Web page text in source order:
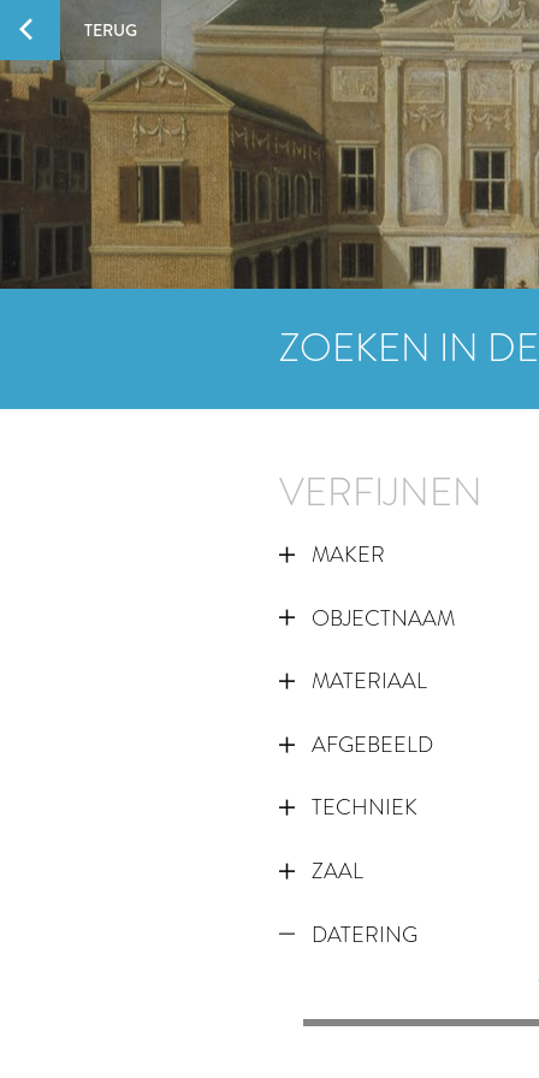
TERUG
ZOEKEN IN
VERFIJNEN
MAKER
OBJECTNAAM
MATERIAAL
AFGEBEELD
TECHNIEK
ZAAL
DATERING